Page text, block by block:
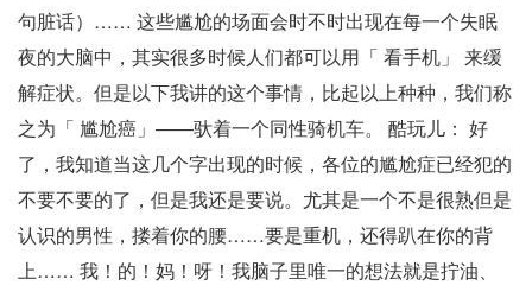
句脏话）…… 这些尴尬的场面会时不时出现在每一个失眠
夜的大脑中，其实很多时候人们都可以用「 看手机」 来缓
解症状。但是以下我讲的这个事情，比起以上种种，我们称
之为「 尴尬癌」——驮着一个同性骑机车。 酷玩儿： 好
了，我知道当这几个字出现的时候，各位的尴尬症已经犯的
不要不要的了，但是我还是要说。尤其是一个不是很熟但是
认识的男性，搂着你的腰……要是重机，还得趴在你的背
上…… 我！的！妈！呀！我脑子里唯一的想法就是拧油、